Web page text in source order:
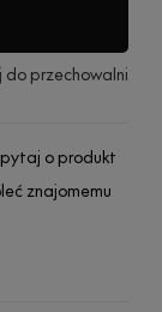
przechowalni
o produkt
znajomemu